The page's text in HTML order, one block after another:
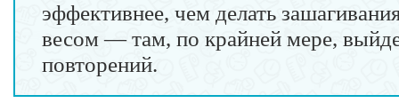
эффективнее, чем делать
весом — там, по крайней мере,
повторений.